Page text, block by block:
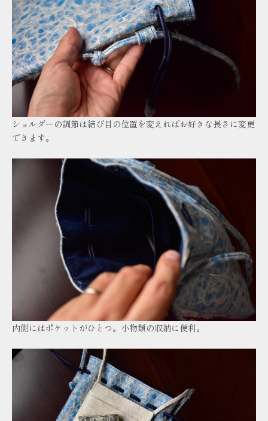
ショルダーの調節は結び目の位置を変えればお好きな長さに変更
できます。
内側にはポケットがひとつ。小物類の収納に便利。